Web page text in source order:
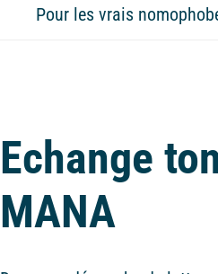
Pour les vrais
Echange
MANA